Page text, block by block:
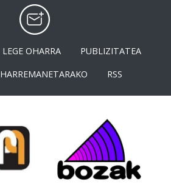
LEGE OHARRA
PUBLIZITATEA
HARREMANETARAKO RSS